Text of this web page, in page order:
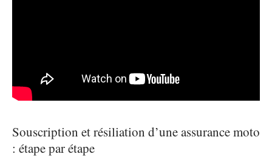
Souscription et résiliation d’une assurance moto
: étape par étape